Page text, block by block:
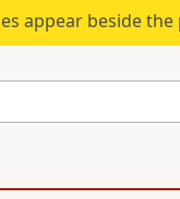
appear beside